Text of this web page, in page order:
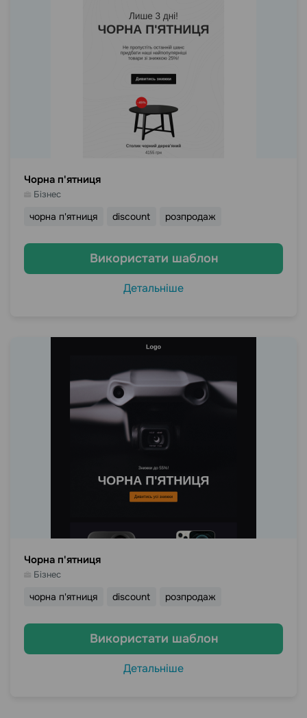
Чорна п'ятниця
Бізнес
чорна п'ятниця discount розпродаж
Використати шаблон
Детальніше
Чорна п'ятниця
Бізнес
чорна п'ятниця discount розпродаж
Використати шаблон
Детальніше